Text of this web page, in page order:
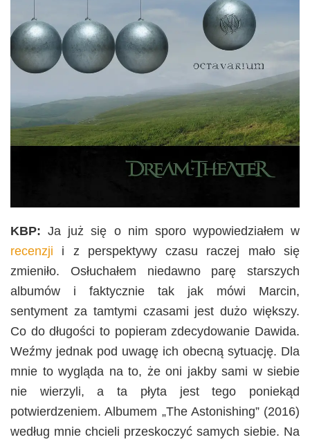
KBP:Ja już się o nim sporo wypowiedziałem w
recenzji i z perspektywy czasu raczej mało się
zmieniło. Osłuchałem niedawno parę starszych
albumów i faktycznie tak jak mówi Marcin,
sentyment za tamtymi czasami jest dużo większy.
Co do długości to popieram zdecydowanie Dawida.
Weźmy jednak pod uwagę ich obecną sytuację. Dla
mnie to wygląda na to, że oni jakby sami w siebie
nie wierzyli, a ta płyta jest tego poniekąd
potwierdzeniem. Albumem „The Astonishing” (2016)
według mnie chcieli przeskoczyć samych siebie. Na